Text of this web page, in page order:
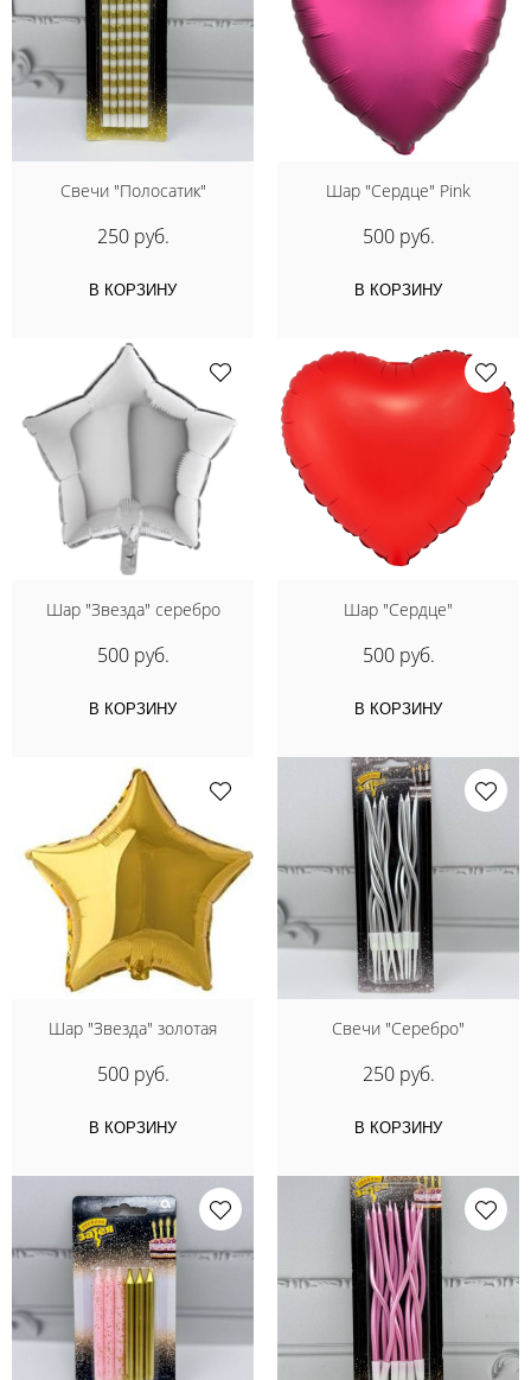
Свечи "Полосатик"
250 руб.
В КОРЗИНУ
Шар "Сердце" Pink
500 руб.
В КОРЗИНУ
Шар "Звезда" серебро
500 руб.
В КОРЗИНУ
Шар "Сердце"
500 руб.
В КОРЗИНУ
Шар "Звезда" золотая
500 руб.
В КОРЗИНУ
Свечи "Серебро"
250 руб.
В КОРЗИНУ